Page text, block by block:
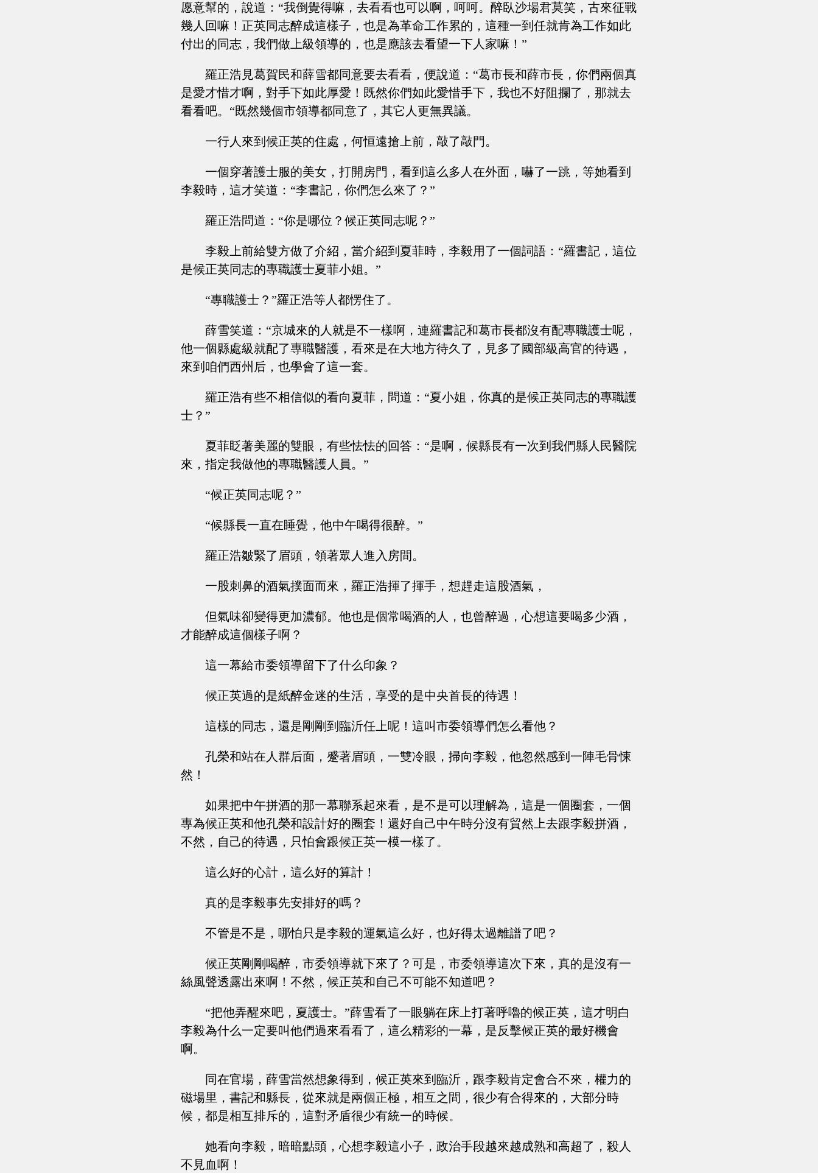
愿意幫的，說道：“我倒覺得嘛，去看看也可以啊，呵呵。醉臥沙場君莫笑，古來征戰
幾人回嘛！正英同志醉成這樣子，也是為革命工作累的，這種一到任就肯為工作如此
付出的同志，我們做上級領導的，也是應該去看望一下人家嘛！”
羅正浩見葛賀民和薛雪都同意要去看看，便說道：“葛市長和薛市長，你們兩個真
是愛才惜才啊，對手下如此厚愛！既然你們如此愛惜手下，我也不好阻攔了，那就去
看看吧。“既然幾個市領導都同意了，其它人更無異議。
一行人來到候正英的住處，何恒遠搶上前，敲了敲門。
一個穿著護士服的美女，打開房門，看到這么多人在外面，嚇了一跳，等她看到
李毅時，這才笑道：“李書記，你們怎么來了？”
羅正浩問道：“你是哪位？候正英同志呢？”
李毅上前給雙方做了介紹，當介紹到夏菲時，李毅用了一個詞語：“羅書記，這位
是候正英同志的專職護士夏菲小姐。”
“專職護士？”羅正浩等人都愣住了。
薛雪笑道：“京城來的人就是不一樣啊，連羅書記和葛市長都沒有配專職護士呢，
他一個縣處級就配了專職醫護，看來是在大地方待久了，見多了國部級高官的待遇，
來到咱們西州后，也學會了這一套。
羅正浩有些不相信似的看向夏菲，問道：“夏小姐，你真的是候正英同志的專職護
士？”
夏菲眨著美麗的雙眼，有些怯怯的回答：“是啊，候縣長有一次到我們縣人民醫院
來，指定我做他的專職醫護人員。”
“候正英同志呢？”
“候縣長一直在睡覺，他中午喝得很醉。”
羅正浩皺緊了眉頭，領著眾人進入房間。
一股刺鼻的酒氣撲面而來，羅正浩揮了揮手，想趕走這股酒氣，
但氣味卻變得更加濃郁。他也是個常喝酒的人，也曾醉過，心想這要喝多少酒，
才能醉成這個樣子啊？
這一幕給市委領導留下了什么印象？
候正英過的是紙醉金迷的生活，享受的是中央首長的待遇！
這樣的同志，還是剛剛到臨沂任上呢！這叫市委領導們怎么看他？
孔榮和站在人群后面，蹙著眉頭，一雙冷眼，掃向李毅，他忽然感到一陣毛骨悚
然！
如果把中午拼酒的那一幕聯系起來看，是不是可以理解為，這是一個圈套，一個
專為候正英和他孔榮和設計好的圈套！還好自己中午時分沒有貿然上去跟李毅拼酒，
不然，自己的待遇，只怕會跟候正英一模一樣了。
這么好的心計，這么好的算計！
真的是李毅事先安排好的嗎？
不管是不是，哪怕只是李毅的運氣這么好，也好得太過離譜了吧？
候正英剛剛喝醉，市委領導就下來了？可是，市委領導這次下來，真的是沒有一
絲風聲透露出來啊！不然，候正英和自己不可能不知道吧？
“把他弄醒來吧，夏護士。”薛雪看了一眼躺在床上打著呼嚕的候正英，這才明白
李毅為什么一定要叫他們過來看看了，這么精彩的一幕，是反擊候正英的最好機會
啊。
同在官場，薛雪當然想象得到，候正英來到臨沂，跟李毅肯定會合不來，權力的
磁場里，書記和縣長，從來就是兩個正極，相互之間，很少有合得來的，大部分時
候，都是相互排斥的，這對矛盾很少有統一的時候。
她看向李毅，暗暗點頭，心想李毅這小子，政治手段越來越成熟和高超了，殺人
不見血啊！